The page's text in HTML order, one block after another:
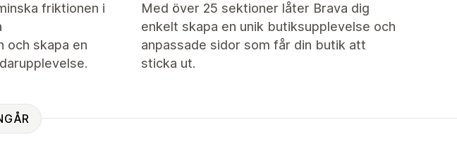
friktionen i
och skapa en
Med över 25 sektioner låter Brava dig
enkelt skapa en unik butiksupplevelse och
anpassade sidor som får din butik att
sticka ut.